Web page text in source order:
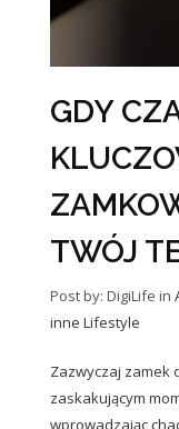
GDY
TWÓJ
Post by: DigiLife in
inne Lifestyle
Zazwyczaj zamek
zaskakującym
wprowadzając